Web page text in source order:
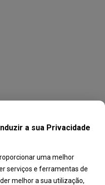
a sua Privacidade
uma melhor
serviços e ferramentas de
melhor a sua utilização,